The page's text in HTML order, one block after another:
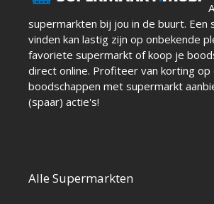
supermarkten bij jou in de buurt. Een
vinden kan lastig zijn op onbekende
favoriete supermarkt of koop je
direct online. Profiteer van korting op
boodschappen met supermarkt
(spaar) actie's!
Alle Supermarkten